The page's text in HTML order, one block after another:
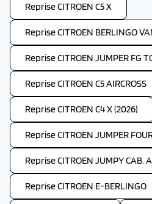
Reprise CITROEN C5 X
Reprise CITROEN BERLINGO
Reprise CITROEN JUMPER FG
Reprise CITROEN C5 AIRCROSS
Reprise CITROEN C4 X (2026)
Reprise CITROEN JUMPER
Reprise CITROEN JUMPY CAB.
Reprise CITROEN E-BERLINGO